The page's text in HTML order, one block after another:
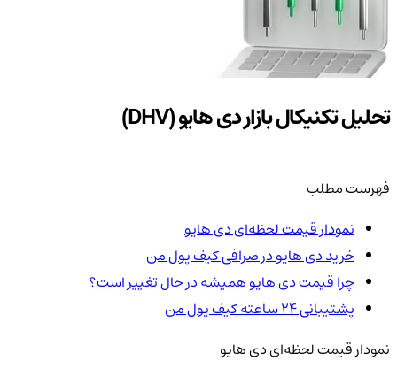
تحلیل تکنیکال بازار دی هایو (DHV)
فهرست مطلب
نمودار قیمت لحظه‌ای دی هایو
خرید دی هایو در صرافی کیف پول من
چرا قیمت دی هایو همیشه در حال تغییر است؟
پشتیبانی ۲۴ ساعته کیف پول من
نمودار قیمت لحظه‌ای دی هایو